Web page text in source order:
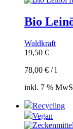
Bio
Waldkraft
19,50 €
78,00 € /l
inkl. 7 %
Recycling
Vegan